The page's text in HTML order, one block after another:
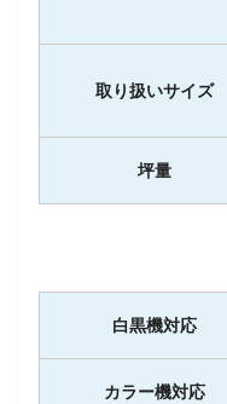
取り扱いサイズ
坪量
白黒機対応
カラー機対応